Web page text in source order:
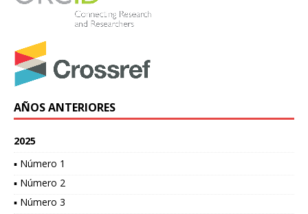
AÑOS ANTERIORES
2025
▪ Número 1
▪ Número 2
▪ Número 3